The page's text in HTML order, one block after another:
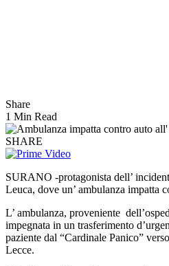
Share
1 Min Read
SHARE
SURANO -protagonista dell’
Leuca, dove un’ ambulanza impatta
L’ ambulanza, proveniente
impegnata in un trasferimento
paziente dal “Cardinale Panico”
Lecce.